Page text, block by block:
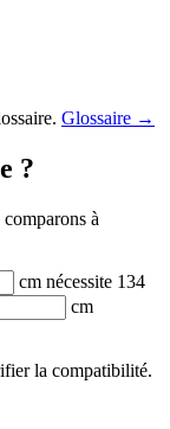
Glossaire →
?
à
cm nécessite 134
cm
la compatibilité.